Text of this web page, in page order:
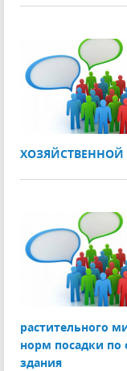
растительного
норм посадки
здания